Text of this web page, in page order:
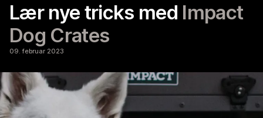
Lær nye tricks med Impact
Dog Crates
09. februar 2023